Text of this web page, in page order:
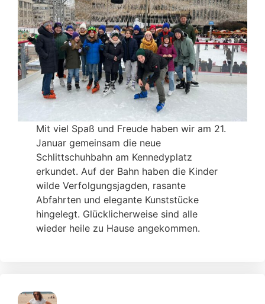
Mit viel Spaß und Freude haben wir am 21.
Januar gemeinsam die neue
Schlittschuhbahn am Kennedyplatz
erkundet. Auf der Bahn haben die Kinder
wilde Verfolgungsjagden, rasante
Abfahrten und elegante Kunststücke
hingelegt. Glücklicherweise sind alle
wieder heile zu Hause angekommen.